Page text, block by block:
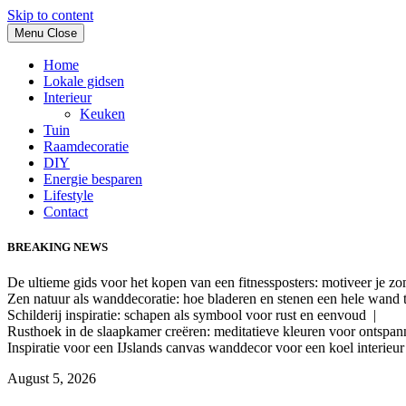
Skip to content
Menu Close
Home
Lokale gidsen
Interieur
Keuken
Tuin
Raamdecoratie
DIY
Energie besparen
Lifestyle
Contact
BREAKING NEWS
De ultieme gids voor het kopen van een fitnessposters: motiveer je
Zen natuur als wanddecoratie: hoe bladeren en stenen een hele
Schilderij inspiratie: schapen als symbool voor rust en eenvoud |
Rusthoek in de slaapkamer creëren: meditatieve kleuren voor
Inspiratie voor een IJslands canvas wanddecor voor een koel
August 5, 2026